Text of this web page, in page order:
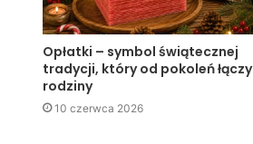
Opłatki – symbol świątecznej
tradycji, który od pokoleń łączy
rodziny
10 czerwca 2026